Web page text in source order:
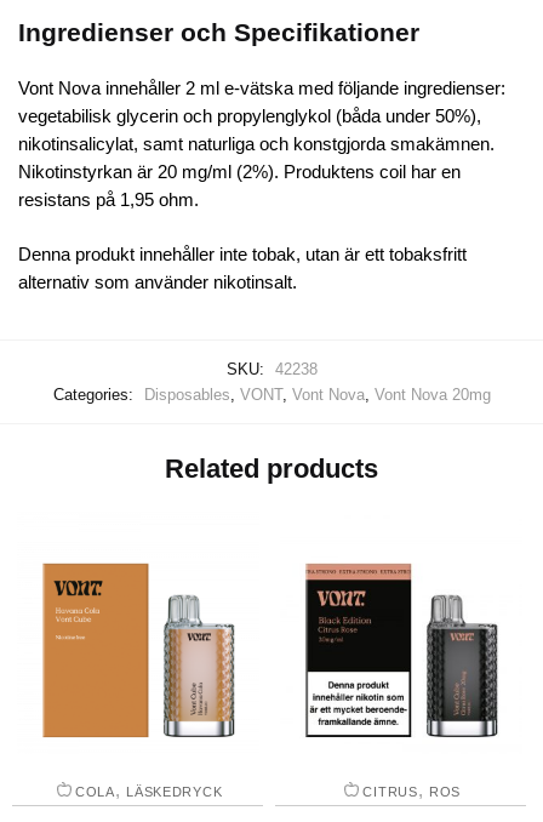
Ingredienser och Specifikationer
Vont Nova innehåller 2 ml e-vätska med följande ingredienser:
vegetabilisk glycerin och propylenglykol (båda under 50%),
nikotinsalicylat, samt naturliga och konstgjorda smakämnen.
Nikotinstyrkan är 20 mg/ml (2%). Produktens coil har en
resistans på 1,95 ohm.
Denna produkt innehåller inte tobak, utan är ett tobaksfritt
alternativ som använder nikotinsalt.
SKU:
42238
Categories:
Disposables, VONT, Vont Nova, Vont Nova 20mg
Related products
COLA, LÄSKEDRYCK CITRUS, ROS